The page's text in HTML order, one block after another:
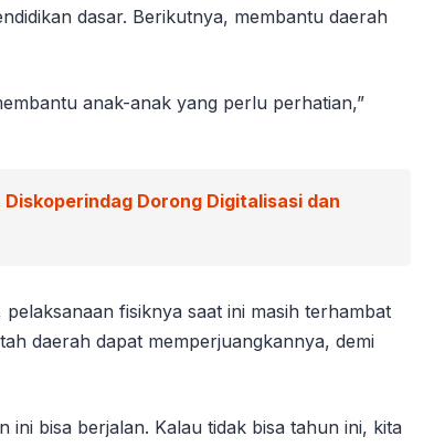
dasar. Berikutnya, membantu daerah
anak-anak yang perlu perhatian,”
Dorong Digitalisasi dan
fisiknya saat ini masih terhambat
daerah dapat memperjuangkannya, demi
ini bisa berjalan. Kalau tidak bisa tahun ini, kita